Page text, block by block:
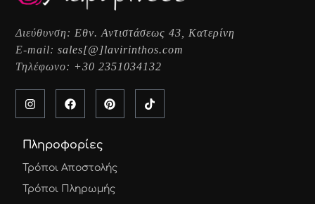
Διεύθυνση: Εθν. Αντιστάσεως 43, Κατερίνη
E-mail:sales[@]lavirinthos.com
Τηλέφωνο: +30 2351034132
Πληροφορίες
Τρόποι Αποστολής
Τρόποι Πληρωμής